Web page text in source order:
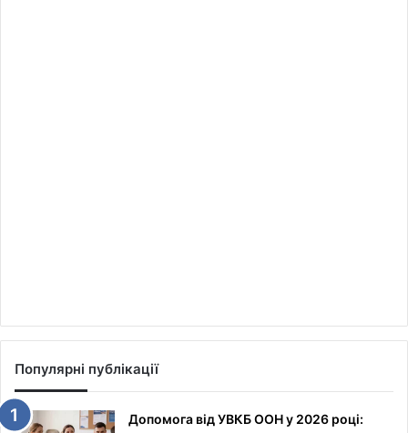
Популярні публікації
Допомога від УВКБ ООН у 2026 році: